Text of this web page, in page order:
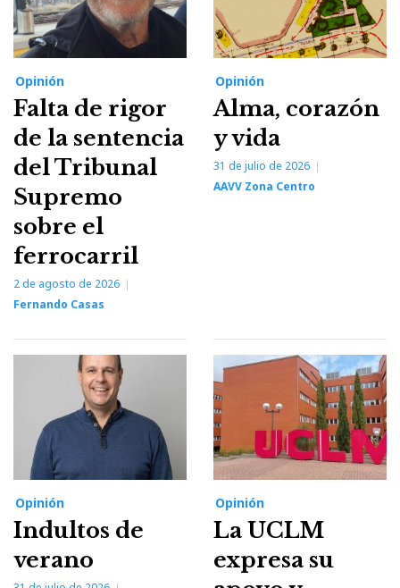
Opinión
Falta de rigor
de la sentencia
del Tribunal
Supremo
sobre el
ferrocarril
2 de agosto de 2026
Fernando Casas
Opinión
Alma, corazón
y vida
31 de julio de 2026
AAVV Zona Centro
Opinión
Indultos de
verano
Opinión
La UCLM
expresa su